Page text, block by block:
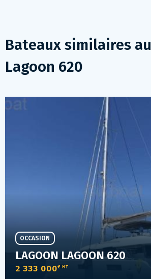
Bateaux similaires au
Lagoon 620
LAGOON LAGOON 620
2 333 000€ HT
OCCASION